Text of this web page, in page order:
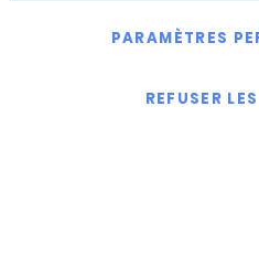
PARAMÈTRES
REFUSER